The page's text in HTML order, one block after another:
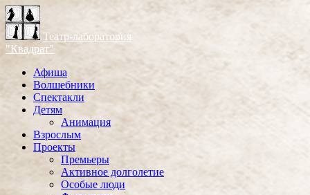
Театр-лаборатория
"Квадрат"
Афиша
Волшебники
Спектакли
Детям
Анимация
Взрослым
Проекты
Премьеры
Активное долголетие
Особые люди